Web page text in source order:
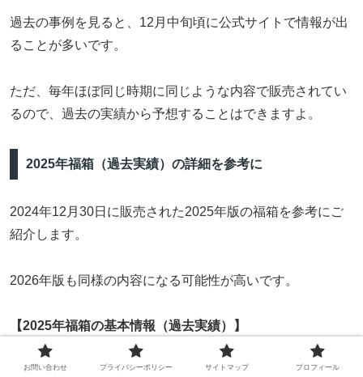
過去の事例を見ると、12月中旬頃に公式サイトで情報が出
ることが多いです。
ただ、毎年ほぼ同じ時期に同じような内容で販売されてい
るので、過去の実績から予想することはできますよ。
2025年福箱（過去実績）の詳細を参考に
2024年12月30日に販売された2025年版の福箱を参考にご
紹介します。
2026年版も同様の内容になる可能性が高いです。
【2025年福箱の基本情報（過去実績）】
お問い合わせ プライバシーポリシー サイトマップ プロフィール